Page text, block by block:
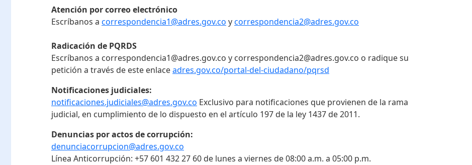
Atención por correo electrónico
Escríbanos a correspondencia1@adres.gov.co ycorrespondencia2@adres.gov.co
Radicación de PQRDS
Escríbanos a correspondencia1@adres.gov.co y correspondencia2@adres.gov.co o radique su
petición a través de este enlaceadres.gov.co/portal-del-ciudadano/pqrsd
Notificaciones judiciales:
notificaciones.judiciales@adres.gov.co Exclusivo para notificaciones que provienen de la rama
judicial, en cumplimiento de lo dispuesto en el artículo 197 de la ley 1437 de 2011.
Denuncias por actos de corrupción:
denunciacorrupcion@adres.gov.co
Línea Anticorrupción: +57 601 432 27 60 de lunes a viernes de 08:00 a.m. a 05:00 p.m.